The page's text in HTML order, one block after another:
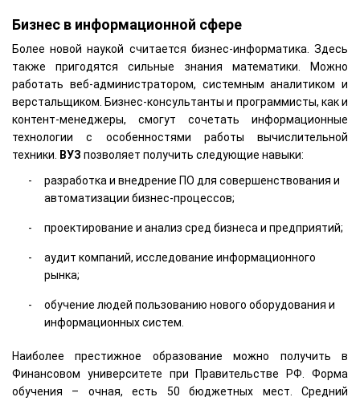
Бизнес в информационной сфере
Более новой наукой считается бизнес-информатика. Здесь
также пригодятся сильные знания математики. Можно
работать веб-администратором, системным аналитиком и
верстальщиком. Бизнес-консультанты и программисты, как и
контент-менеджеры, смогут сочетать информационные
технологии с особенностями работы вычислительной
техники.
ВУЗ позволяет получить следующие навыки:
разработка и внедрение ПО для совершенствования и
автоматизации бизнес-процессов;
проектирование и анализ сред бизнеса и предприятий;
аудит компаний, исследование информационного
рынка;
обучение людей пользованию нового оборудования и
информационных систем.
Наиболее престижное образование можно получить в
Финансовом университете при Правительстве РФ. Форма
обучения – очная, есть 50 бюджетных мест. Средний